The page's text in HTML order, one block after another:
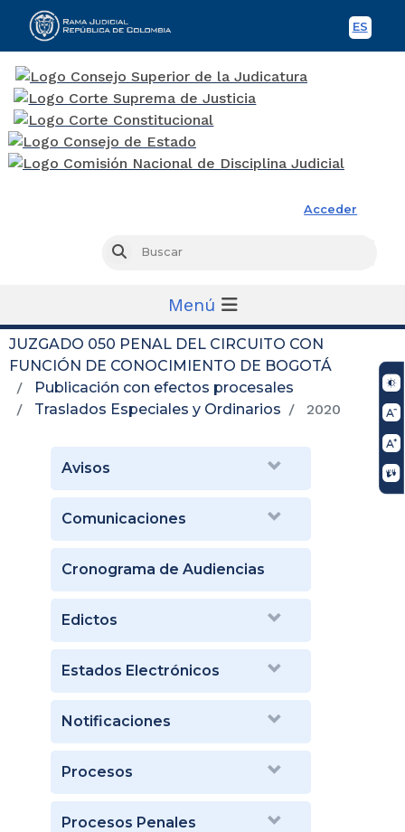
ES
Acceder
Buscar
Menú
JUZGADO 050 PENAL DEL CIRCUITO CON
FUNCIÓN DE CONOCIMIENTO DE BOGOTÁ
Publicación con efectos procesales
Traslados Especiales y Ordinarios
2020
Avisos
Comunicaciones
Cronograma de Audiencias
Edictos
Estados Electrónicos
Notificaciones
Procesos
Procesos Penales